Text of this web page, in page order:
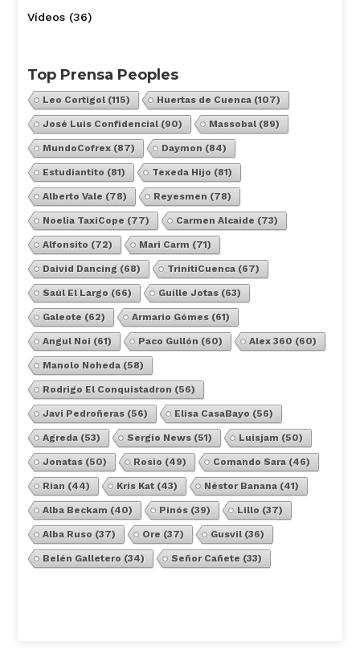
Vídeos(36)
Top Prensa Peoples
Leo Cortigol(115) Huertas de Cuenca(107)
José Luis Confidencial(90) Massobal(89)
MundoCofrex(87) Daymon (84)
Estudiantito (81) Texeda Hijo (81)
Alberto Vale (78) Reyesmen (78)
Noelia TaxiCope (77) Carmen Alcaide (73)
Alfonsito (72) Mari Carm (71)
Daivid Dancing (68) TrinitiCuenca(67)
Saúl El Largo (66) Guille Jotas(63)
Galeote (62) Armario Gómes(61)
Angul Noi (61) Paco Gullón (60) Alex 360 (60)
Manolo Noheda(58)
Rodrigo El Conquistadron (56)
Javi Pedroñeras(56) Elisa CasaBayo (56)
Agreda(53) Sergio News(51) Luisjam (50)
Jonatas(50) Rosio (49) Comando Sara(46)
Rian (44) Kris Kat(43) Néstor Banana(41)
Alba Beckam (40) Pinós(39) Lillo (37)
Alba Ruso (37) Ore (37) Gusvil(36)
Belén Galletero (34) Señor Cañete (33)